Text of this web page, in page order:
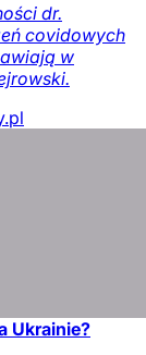
dr.
covidowych
w
Ukrainie?